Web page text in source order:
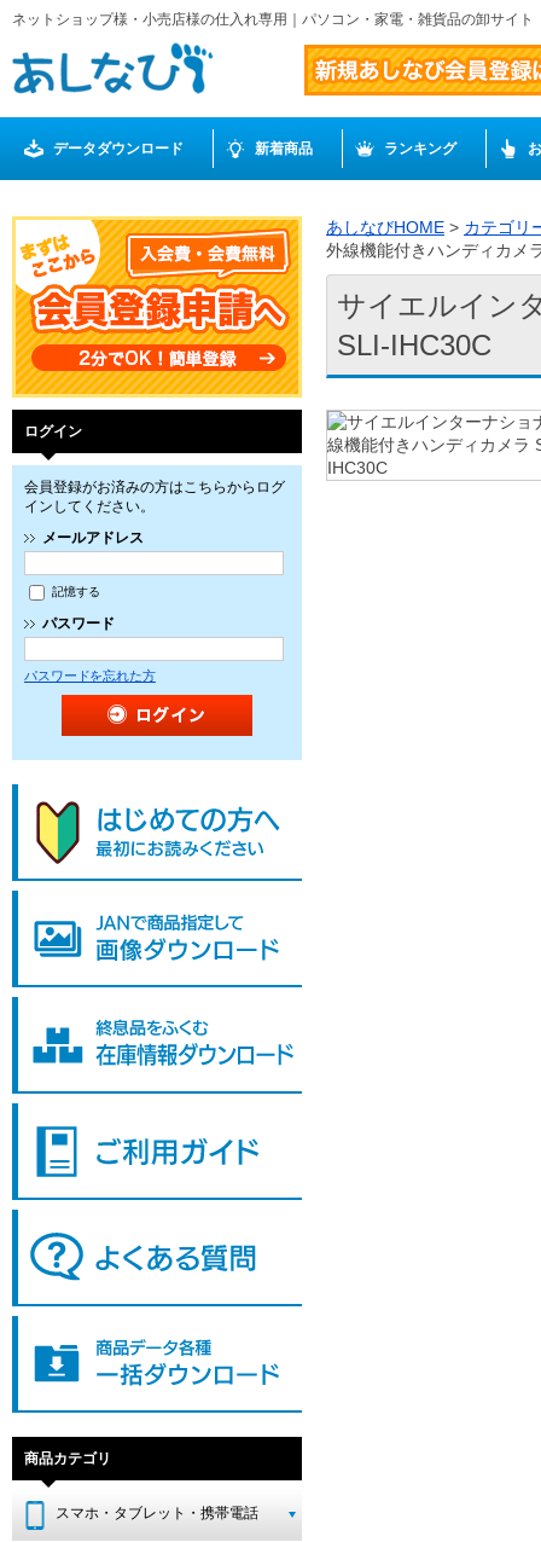
ネットショップ様・小売店様の仕入れ専用｜パソコン・家電・雑貨品の卸サイ
データダウンロード 新着商品 ランキング
ログイン
会員登録がお済みの方はこちらからログ
インしてください。
メールアドレス
記憶する
パスワード
パスワードを忘れた方
商品カテゴリ
スマホ・タブレット・携帯電話
あしなびHOME > カテゴリ
外線機能付きハンディカメ
サイエルイン
SLI-IHC30C